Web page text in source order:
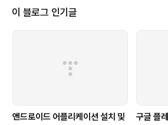
이 블로그 인기글
앤드로이드 어플리케이션 설치 및
구글 플